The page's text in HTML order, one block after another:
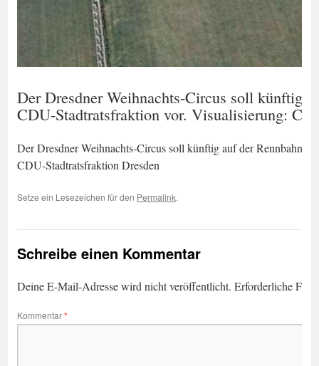
Der Dresdner Weihnachts-Circus soll künftig
CDU-Stadtratsfraktion vor. Visualisierung:
Der Dresdner Weihnachts-Circus soll künftig auf der Rennbahn
CDU-Stadtratsfraktion Dresden
Setze ein Lesezeichen für den Permalink.
Schreibe einen Kommentar
Deine E-Mail-Adresse wird nicht veröffentlicht. Erforderliche
Kommentar*